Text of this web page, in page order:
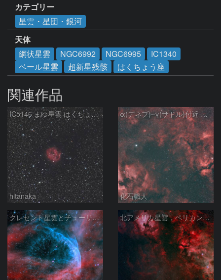
カテゴリー
星雲・星団・銀河
天体
網状星雲
NGC6992 NGC6995
IC1340
ベール星雲
超新星残骸 はくちょう座
関連作品
IC5146 まゆ星雲 はくちょう座
hltanaka
α(デネブ)~γ(サドル)付近 NGC7000 北アメリカ星雲 IC5067~5070 ペリカン星雲 Sh2-112 はくちょう座
化石職人
クレセント星雲とチューリップ星雲の真ん中あたりにある星雲 NGC6883 ??? 北アメリカ星雲，ペリカン星雲，サドル付近，クレセント星雲，網状星雲・・・etc